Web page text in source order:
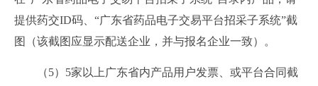
提供药交ID码、“广东省药品电子交易平台招采子系统”截
图（该截图应显示配送企业，并与报名企业一致）。
（5）5家以上广东省内产品用户发票、或平台合同截